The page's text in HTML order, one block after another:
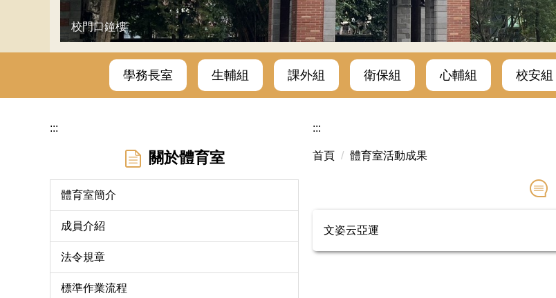
校門口鐘樓
學務長室 生輔組 課外組 衛保組 心輔組 校安組
:::
關於體育室
體育室簡介
成員介紹
法令規章
標準作業流程
:::
首頁 體育室活動成果
文姿云亞運